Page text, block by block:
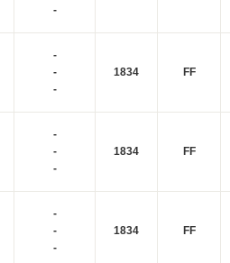
-
-
-
-
1834 FF
-
-
-
1834 FF
-
-
-
1834 FF